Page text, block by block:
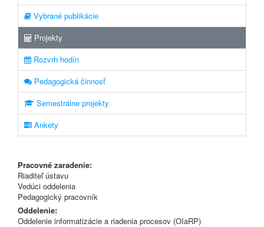
Vybrané publikácie
Projekty
Rozvrh hodín
Pedagogická činnosť
Semestrálne projekty
Ankety
Pracovné zaradenie:
Riaditeľ ústavu
Vedúci oddelenia
Pedagogický pracovník
Oddelenie:
Oddelenie informatizácie a riadenia procesov (OIaRP)